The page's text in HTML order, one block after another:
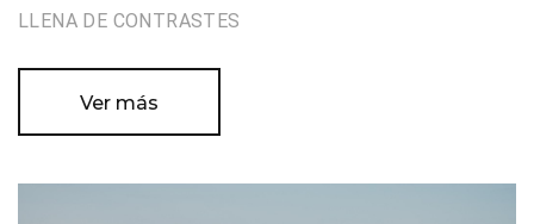
LLENA DE CONTRASTES
Ver más